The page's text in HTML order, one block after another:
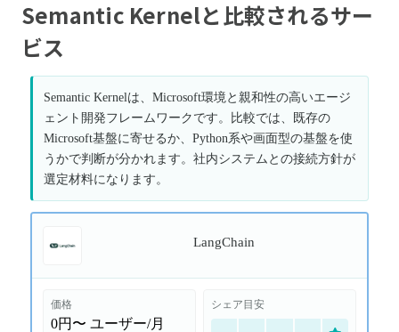
Semantic Kernelと比較されるサー
ビス
Semantic Kernelは、Microsoft環境と親和性の高いエージ
ェント開発フレームワークです。比較では、既存の
Microsoft基盤に寄せるか、Python系や画面型の基盤を使
うかで判断が分かれます。社内システムとの接続方針が
選定材料になります。
LangChain
価格
0円〜 ユーザー/月
シェア目安